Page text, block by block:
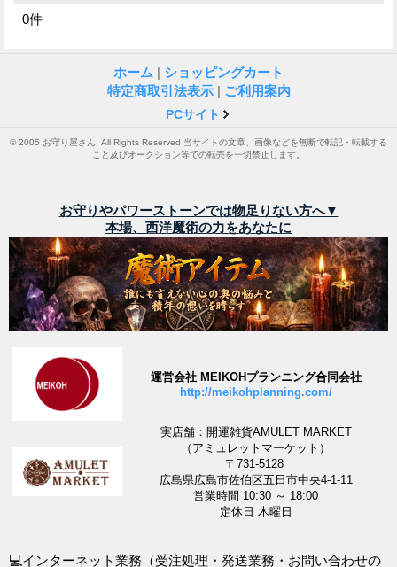
0件
ホーム | ショッピングカート
特定商取引法表示 | ご利用案内
PCサイト
© 2005 お守り屋さん. All Rights Reserved 当サイトの文章、画像などを無断で転記・転載する
こと及びオークション等での転売を一切禁止します。
お守りやパワーストーンでは物足りない方へ▼
本場、西洋魔術の力をあなたに
運営会社 MEIKOHプランニング合同会社
http://meikohplanning.com/
実店舗：開運雑貨AMULET MARKET
（アミュレットマーケット）
〒731-5128
広島県広島市佐伯区五日市中央4-1-11
営業時間 10:30 ～ 18:00
定休日 木曜日
💻インターネット業務（受注処理・発送業務・お問い合わせの